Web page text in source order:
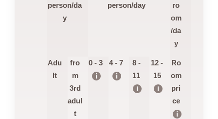
person/da
y
person/day
ro
om
/da
y
Adu
lt
fro
m
3rd
adul
t
0 - 3
i
4 - 7
i
8 -
11
i
12 -
15
i
Ro
om
pri
ce
i